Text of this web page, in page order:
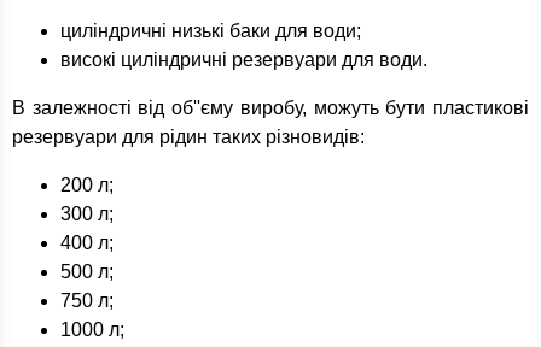
циліндричні низькі баки для води;
високі циліндричні резервуари для води.
В залежності від об''єму виробу, можуть бути пластикові
резервуари для рідин таких різновидів:
200 л;
300 л;
400 л;
500 л;
750 л;
1000 л;